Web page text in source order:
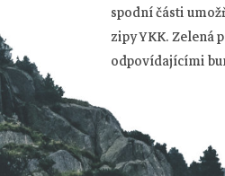
spodní části
zipy YKK.Zelená
odpovídajícími
p
a
t